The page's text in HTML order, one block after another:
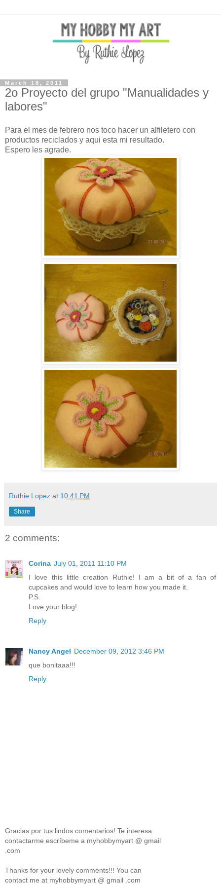
March 18, 2011
2o Proyecto del grupo "Manualidades y
labores"
Para el mes de febrero nos toco hacer un alfiletero con
productos reciclados y aqui esta mi resultado.
Espero les agrade.
Ruthie Lopez at 10:41 PM
Share
2 comments:
Corina July 01, 2011 11:10 PM
I love this little creation Ruthie! I am a bit of a fan of
cupcakes and would love to learn how you made it.
P.S.
Love your blog!
Reply
Nancy Angel December 09, 2012 3:46 PM
que bonitaaa!!!
Reply
Gracias por tus lindos comentarios! Te interesa
contactarme escríbeme a myhobbymyart @ gmail
.com
Thanks for your lovely comments!!! You can
contact me at myhobbymyart @ gmail .com